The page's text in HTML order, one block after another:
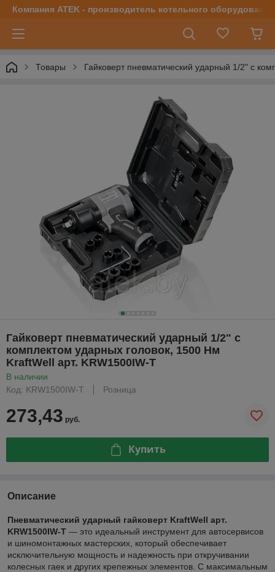
Компания ATEK - производитель котельного оборудования
Товары Гайковерт пневматический ударный 1/2" с
Гайковерт пневматический ударный 1/2" с
комплектом ударных головок, 1500 Нм
KraftWell арт. KRW1500IW-T
В наличии
Код: KRW1500IW-T
Розница
273,43 руб.
Купить
Описание
Пневматический ударный гайковерт KraftWell арт.
KRW1500IW-T — это идеальный инструмент для автосервисов
и шиномонтажных мастерских, который обеспечивает
исключительную мощность и надежность при откручивании
колесных гаек и других крепежных элементов. С максимальным